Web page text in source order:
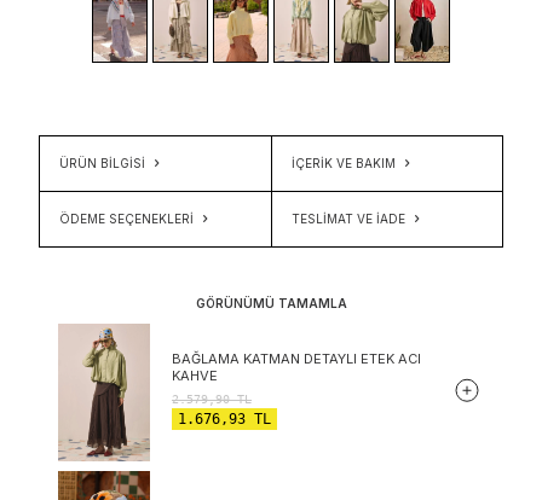
ÜRÜN BİLGİSİ İÇERIK VE BAKIM
ÖDEME SEÇENEKLERI TESLIMAT VE İADE
GÖRÜNÜMÜ TAMAMLA
BAĞLAMA KATMAN DETAYLI ETEK ACI
KAHVE
2.579,90TL
1.676,93 TL